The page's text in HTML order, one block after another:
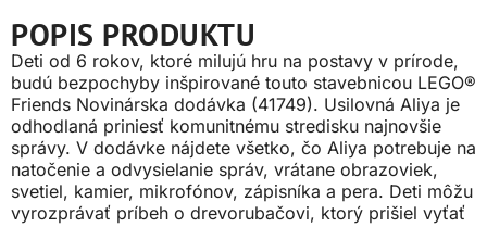
POPIS PRODUKTU
Deti od 6 rokov, ktoré milujú hru na postavy v prírode,
budú bezpochyby inšpirované touto stavebnicou LEGO®
Friends Novinárska dodávka (41749). Usilovná Aliya je
odhodlaná priniesť komunitnému stredisku najnovšie
správy. V dodávke nájdete všetko, čo Aliya potrebuje na
natočenie a odvysielanie správ, vrátane obrazoviek,
svetiel, kamier, mikrofónov, zápisníka a pera. Deti môžu
vyrozprávať príbeh o drevorubačovi, ktorý prišiel vyťať